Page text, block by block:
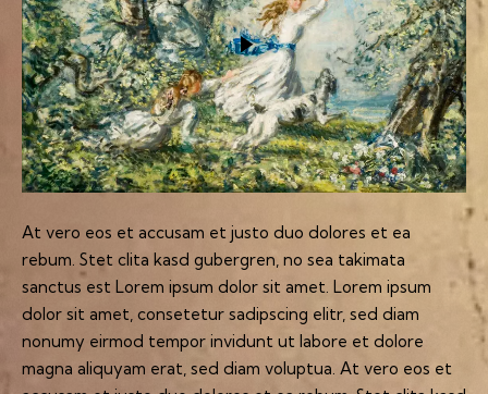
At vero eos et accusam et justo duo dolores et ea
rebum. Stet clita kasd gubergren, no sea takimata
sanctus est Lorem ipsum dolor sit amet. Lorem ipsum
dolor sit amet, consetetur sadipscing elitr, sed diam
nonumy eirmod tempor invidunt ut labore et dolore
magna aliquyam erat, sed diam voluptua. At vero eos et